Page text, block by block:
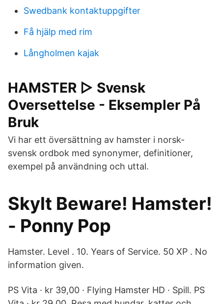
Swedbank kontaktuppgifter
Få hjälp med rim
Långholmen kajak
HAMSTER ▷ Svensk
Oversettelse - Eksempler På
Bruk
Vi har ett översättning av hamster i norsk-
svensk ordbok med synonymer, definitioner,
exempel på användning och uttal.
Skylt Beware! Hamster!
- Ponny Pop
Hamster. Level . 10. Years of Service. 50 XP . No
information given.
PS Vita · kr 39,00 · Flying Hamster HD · Spill. PS